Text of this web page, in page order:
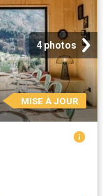
4 photos
MISE À JOUR